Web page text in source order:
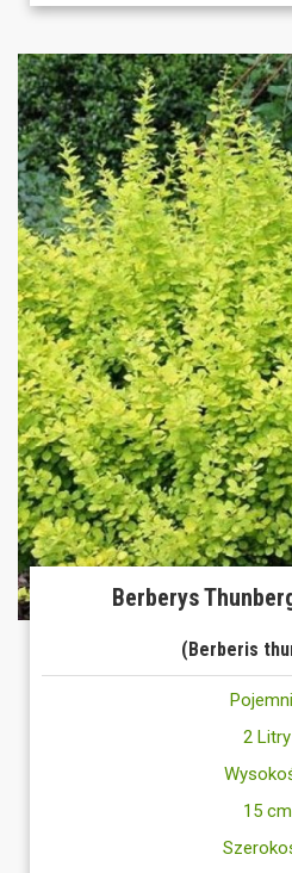
Berberys
(Berberis
2 Litry
15 cm